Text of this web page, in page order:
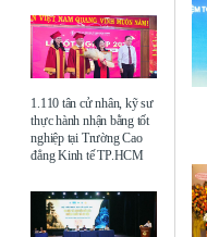
1.110 tân cử nhân, kỹ sư
thực hành nhận bằng tốt
nghiệp tại Trường Cao
đẳng Kinh tế TP.HCM